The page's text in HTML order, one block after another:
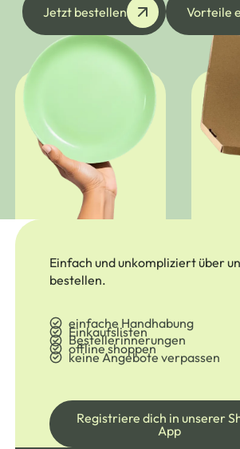
Jetzt bestellen
Vorteile
Einfach und unkompliziert über
bestellen.
einfache Handhabung
Einkaufslisten
Bestellerinnerungen
offline shoppen
keine Angebote verpassen
Registriere dich in unserer
App